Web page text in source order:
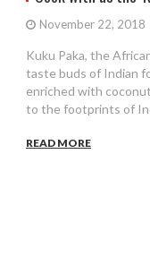
November 22, 2018
Kuku Paka, the
taste buds of Indian
enriched with
to the footprints of
READ MORE